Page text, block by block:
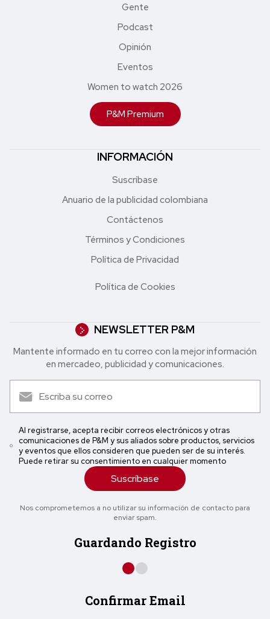
Gente
Podcast
Opinión
Eventos
Women to watch 2026
P&M Premium
INFORMACIÓN
Suscríbase
Anuario de la publicidad colombiana
Contáctenos
Términos y Condiciones
Política de Privacidad
Política de Cookies
NEWSLETTER P&M
Mantente informado en tu correo con la mejor in formación
en mercadeo, publicidad y comunicaciones.
Al registrarse, acepta recibir correos electrónicos y otras
comunicaciones de P&M y sus aliados sobre productos, servicios
y eventos que ellos consideren que pueden ser de su interés.
Puede retirar su consentimiento en cualquier momento
Suscríbase
Nos comprometemos a no utilizar su información de contacto para
enviar spam.
Guardando Registro
Confirmar Email